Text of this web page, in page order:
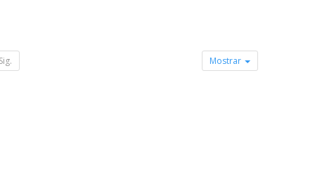
Sig. Mostrar